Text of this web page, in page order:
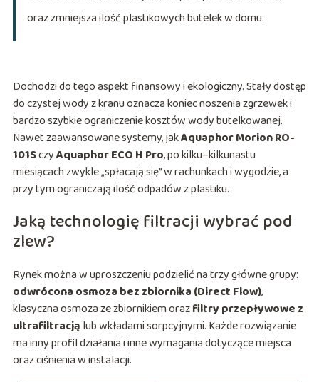
oraz zmniejsza ilość plastikowych butelek w domu.
Dochodzi do tego aspekt finansowy i ekologiczny. Stały dostęp
do czystej wody z kranu oznacza koniec noszenia zgrzewek i
bardzo szybkie ograniczenie kosztów wody butelkowanej.
Nawet zaawansowane systemy, jakAquaphor Morion RO-
101SczyAquaphor ECO H Pro, po kilku–kilkunastu
miesiącach zwykle „spłacają się” w rachunkach i wygodzie, a
przy tym ograniczają ilość odpadów z plastiku.
Jaką technologię filtracji wybrać pod
zlew?
Rynek można w uproszczeniu podzielić na trzy główne grupy:
odwrócona osmoza bez zbiornika (Direct Flow),
klasyczna osmoza ze zbiornikiem orazfiltry przepływowe z
ultrafiltracją lub wkładami sorpcyjnymi. Każde rozwiązanie
ma inny profil działania i inne wymagania dotyczące miejsca
oraz ciśnienia w instalacji.